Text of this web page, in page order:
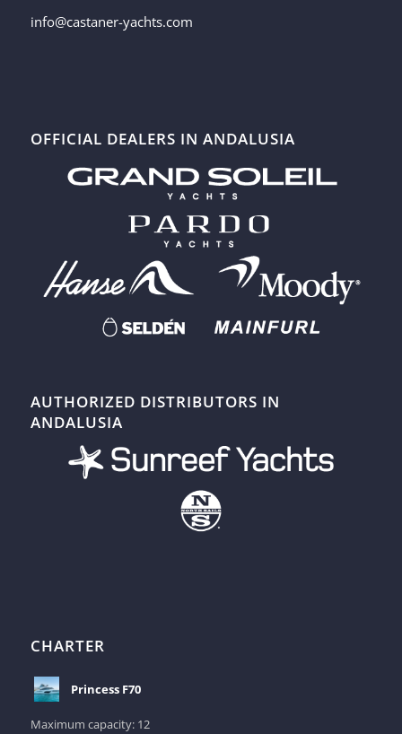
info@castaner-yachts.com
OFFICIAL DEALERS IN ANDALUSIA
AUTHORIZED DISTRIBUTORS IN
ANDALUSIA
CHARTER
Princess F70
Maximum capacity: 12